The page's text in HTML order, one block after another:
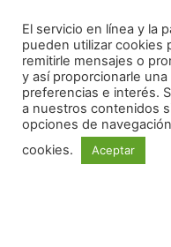
El servicio en línea y la
pueden utilizar cookies
remitirle mensajes o
y así proporcionarle
preferencias e interés.
a nuestros contenidos
opciones de
cookies.
Aceptar